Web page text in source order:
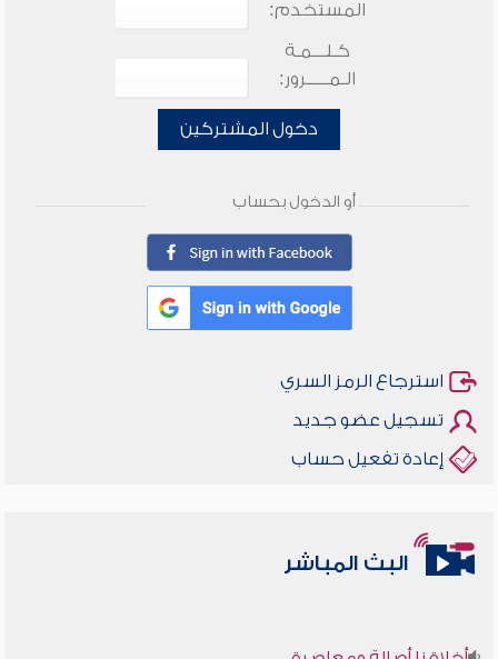
المستخدم:
كـلـــمـة
الـمـــــرور:
دخول المشتركين
أو الدخول بحساب
استرجاع الرمز السري
تسجيل عضو جديد
إعادة تفعيل حساب
البث المباشر
أخلاقنا أصالة ومعاصرة